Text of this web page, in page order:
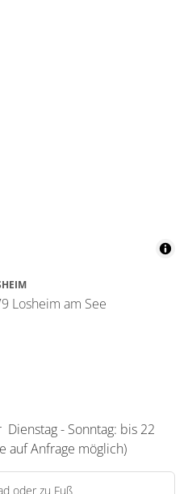
Losheim am See
- Sonntag: bis 22
auf Anfrage möglich)
oder zu Fuß